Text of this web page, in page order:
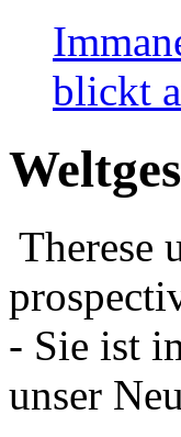
blickt
Therese
- Sie ist
unser